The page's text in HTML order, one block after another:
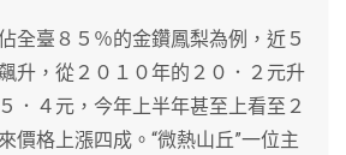
全臺８５％的金鑽鳳梨為例，近５
升，從２０１０年的２０．２元升
．４元，今年上半年甚至上看至２
價格上漲四成。“微熱山丘”一位主